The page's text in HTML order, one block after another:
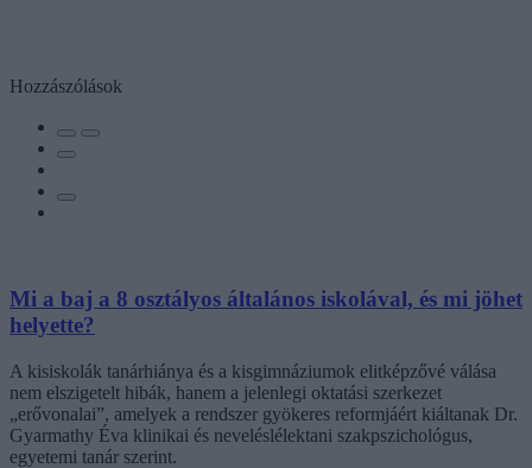
Hozzászólások
Mi a baj a 8 osztályos általános iskolával, és mi jöhet
helyette?
A kisiskolák tanárhiánya és a kisgimnáziumok elitképzővé válása
nem elszigetelt hibák, hanem a jelenlegi oktatási szerkezet
„erővonalai”, amelyek a rendszer gyökeres reformjáért kiáltanak Dr.
Gyarmathy Éva klinikai és neveléslélektani szakpszichológus,
egyetemi tanár szerint.